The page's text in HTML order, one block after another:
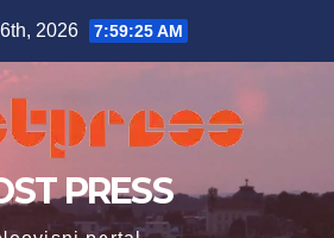
2026 7:59:26 AM
PRESS